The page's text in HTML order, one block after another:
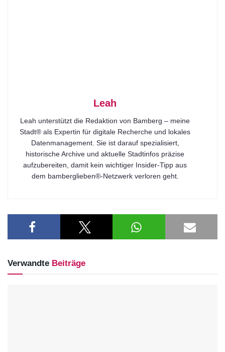
Leah
Leah unterstützt die Redaktion von Bamberg – meine
Stadt® als Expertin für digitale Recherche und lokales
Datenmanagement. Sie ist darauf spezialisiert,
historische Archive und aktuelle Stadtinfos präzise
aufzubereiten, damit kein wichtiger Insider-Tipp aus
dem bamberglieben®-Netzwerk verloren geht.
Verwandte Beiträge